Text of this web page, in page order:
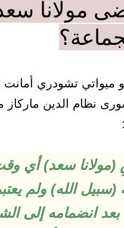
مولانا
ميواتي تشودري أمانت
نظام الدين
(مولانا سعد) أي
(سبيل الله) ولم
بعد انضمامه إلى